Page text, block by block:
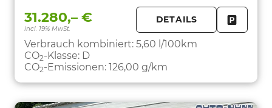
31.280,– €
incl. 19% MwSt.
DETAILS
Verbrauch kombiniert: 5,60 l/100km
CO2-Klasse: D
CO2-Emissionen: 126,00 g/km